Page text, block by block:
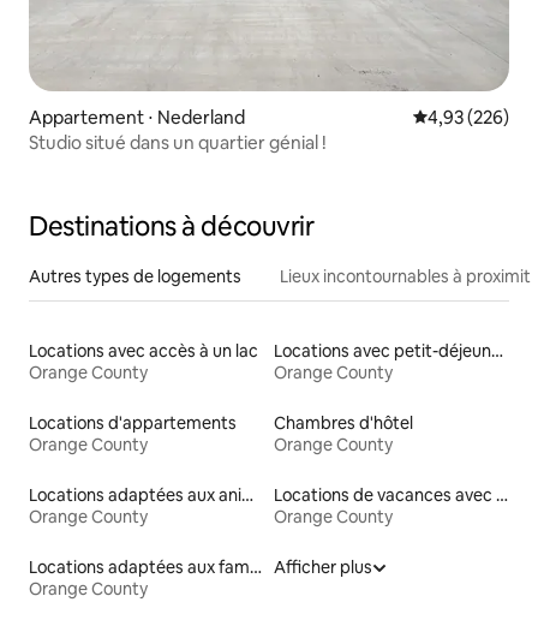
Appartement ⋅ Nederland Évaluation
4,93 (226)
Studio situé dans un quartier génial !
Destinations à découvrir
Autres types de logements Lieux incontournables à
Locations avec accès à un lac
Orange County
Locations avec petit-déjeuner
Orange County
Locations d'appartements
Orange County
Chambres d'hôtel
Orange County
Locations adaptées aux animaux
Orange County
Locations de vacances avec piscine
Orange County
Locations adaptées aux familles
Orange County
Afficher plus